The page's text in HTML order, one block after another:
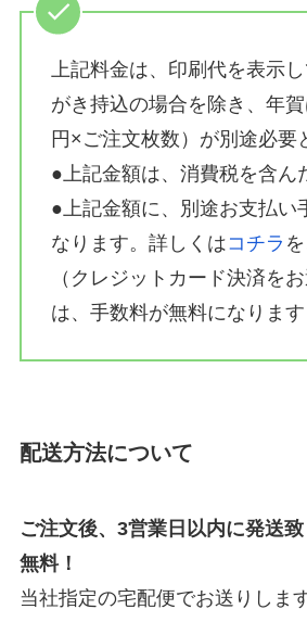
上記料金は、印刷代を表示
がき持込の場合を除き、年
円×ご注文枚数）が別途必要
●上記金額は、消費税を含ん
●上記金額に、別途お支払い
なります。詳しくはコチラ
（クレジットカード決済を
は、手数料が無料になります
配送方法について
ご注文後、3営業日以内に発送
無料！
当社指定の宅配便でお送りします